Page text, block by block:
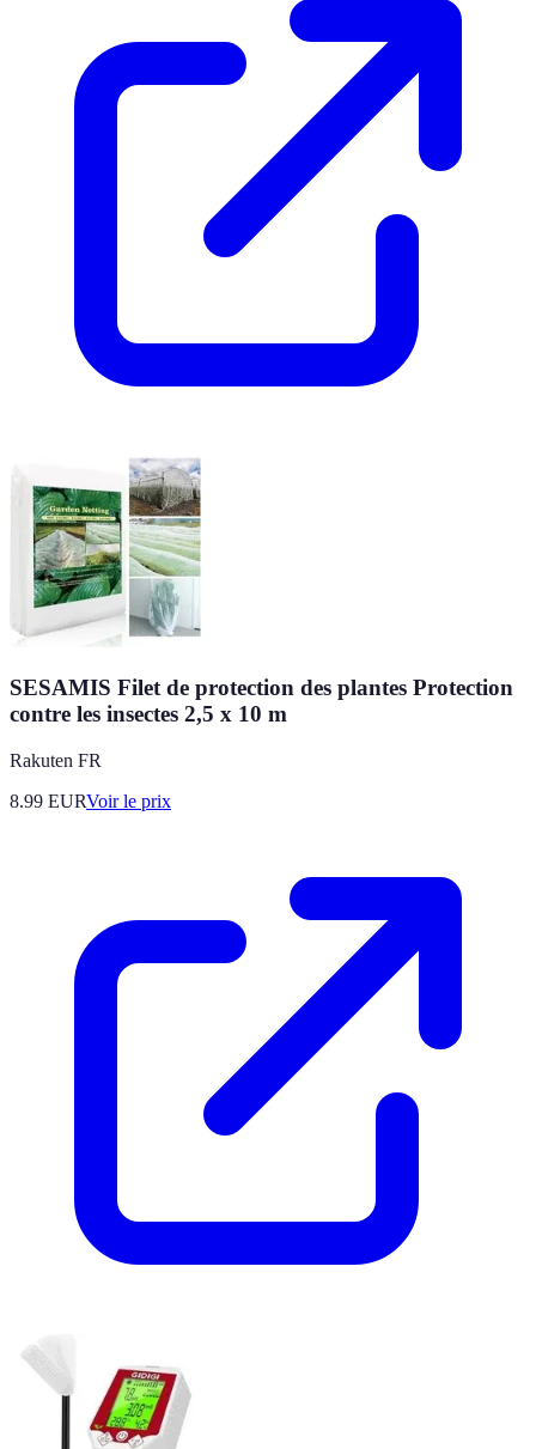
SESAMIS Filet de protection des plantes Protection
contre les insectes 2,5 x 10 m
Rakuten FR
8.99 EURVoir le prix